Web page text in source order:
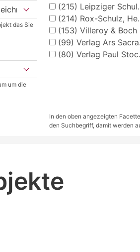
das Sie
um die
(215) Leipziger Schulbilderverlag von F. E. Wachsmuth, Leipzig
(214) Rox-Schulz, Heinz
(153) Villeroy & Boch
(99) Verlag Ars Sacra Josef Müller, München
(80) Verlag Paul Stockmann, Bochum
In den oben angezeigten
den Suchbegriff, damit werden